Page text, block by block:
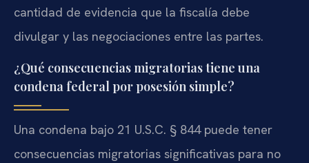
cantidad de evidencia que la fiscalía debe
divulgar y las negociaciones entre las partes.
¿Qué consecuencias migratorias tiene una
condena federal por posesión simple?
Una condena bajo 21 U.S.C. § 844 puede tener
consecuencias migratorias significativas para no